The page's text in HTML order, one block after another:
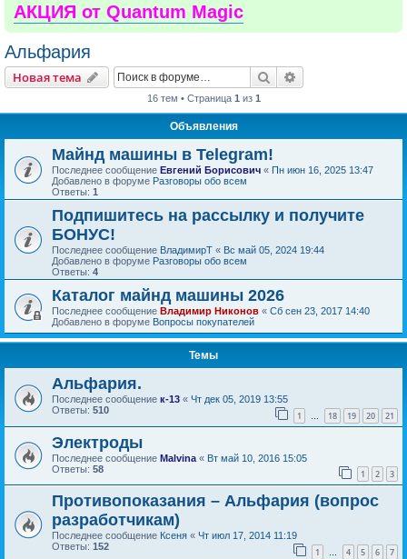
АКЦИЯ от Quantum Magic
Альфария
Новая тема Поиск
16 тем • Страница 1 из 1
Объявления
Майнд машины в Telegram!
Последнее сообщение Евгений Борисович « Пн июн 16, 2025 13:47
Добавлено в форуме Разговоры обо всем
Ответы: 1
Подпишитесь на рассылку и получите
БОНУС!
Последнее сообщение ВладимирТ « Вс май 05, 2024 19:44
Добавлено в форуме Разговоры обо всем
Ответы: 4
Каталог майнд машины 2026
Последнее сообщение Владимир Никонов « Сб сен 23, 2017 14:40
Добавлено в форуме Вопросы покупателей
Темы
Альфария.
Последнее сообщение к-13 « Чт дек 05, 2019 13:55
Ответы: 510 1 … 18 19 20 21
Электроды
Последнее сообщение Malvina « Вт май 10, 2016 15:05
Ответы: 58 1 2 3
Противопоказания – Альфария (вопрос
разработчикам)
Последнее сообщение Ксеня « Чт июл 17, 2014 11:19
Ответы: 152 1 … 4 5 6 7